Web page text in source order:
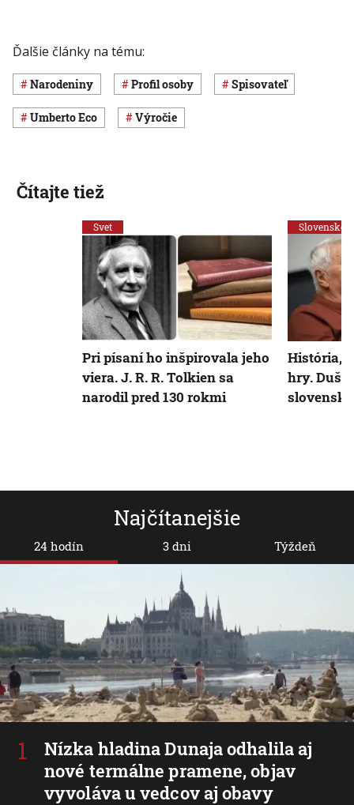
Ďalšie články na tému:
narodeniny profil osoby spisovateľ
Umberto Eco výročie
Najčítanejšie
24 hodín
Nízka hladina Dunaja odhalila aj
nové termálne pramene, objav
vyvoláva u vedcov aj obavy
3 dni Týždeň
Čítajte tiež
Svet
Pri písaní ho inšpirovala jeho
viera. J. R. R. Tolkien sa
narodil pred 130 rokmi
Slovensko
História,
hry.